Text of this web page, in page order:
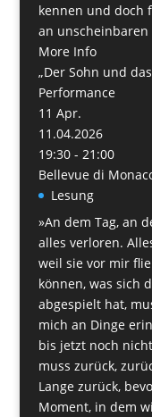
kennen und doch
an unscheinbaren
More Info
„Der Sohn und
Performance
11 Apr.
11.04.2026
19:30 - 21:00
Bellevue di
Lesung
»An dem Tag, an
alles verloren.
weil sie vor mir
können, was sich
abgespielt hat,
mich an Dinge
bis jetzt noch
muss zurück,
Lange zurück,
Moment, in dem